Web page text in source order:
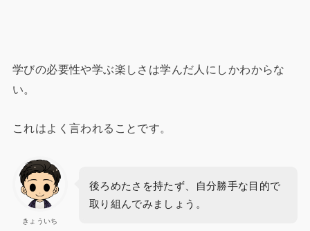
学びの必要性や学ぶ楽しさは学んだ人にしかわからな
い。
これはよく言われることです。
きょういち
後ろめたさを持たず、自分勝手な目的で
取り組んでみましょう。